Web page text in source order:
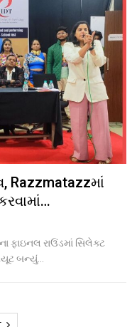
Razzmatazzમાં
ફાઇનલ રાઉંડમાં સિલેક્ટ
બન્યું…